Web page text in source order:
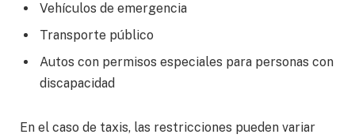
Vehículos de emergencia
Transporte público
Autos con permisos especiales para personas con
discapacidad
En el caso de taxis, las restricciones pueden variar